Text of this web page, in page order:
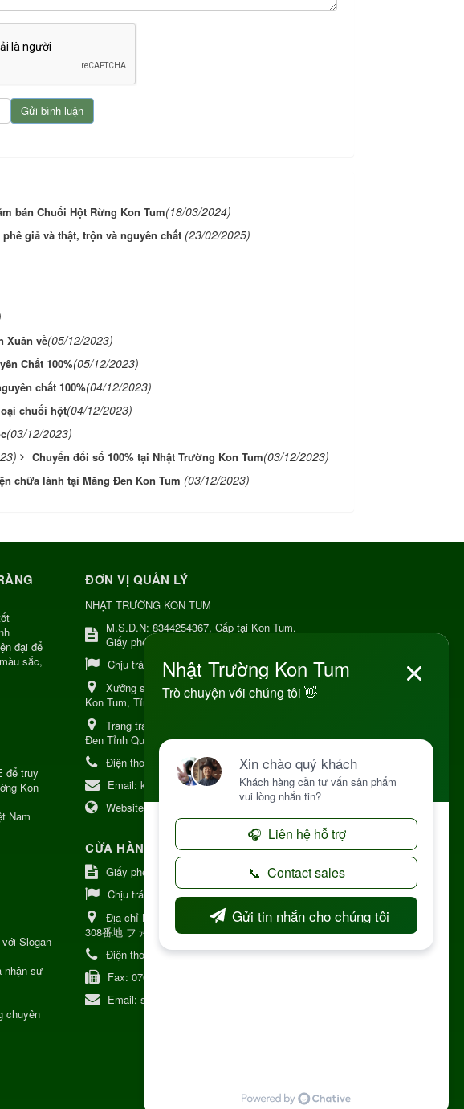
bán Chuối Hột Rừng Kon Tum(18/03/2024)
phê giả và thật, trộn và nguyên chất (23/02/2025)
Xuân về(05/12/2023)
Chất 100%(05/12/2023)
chất 100%(04/12/2023)
chuối hột(04/12/2023)
(03/12/2023)
Chuyển đổi số 100% tại Nhật Trường Kon Tum(03/12/2023)
chữa lành tại Măng Đen Kon Tum (03/12/2023)
đại để
sắc,
để truy
Kon
Nam
Slogan
nhận sự
chuyên
ĐƠN VỊ QUẢN LÝ
NHẬT TRƯỜNG KON TUM
M.S.D.N: 8344254367, Cấp tại Kon Tum.
Giấy phép số: Số 38A.8009409/HKD
Chịu trách nhiệm:Chủ cơ sở Nguyễn Nhật Trường
Xưởng sản xuất:34 Lý Thường Kiệt, Tổ 6, Phường
Kon Tum, Tỉnh Quảng Ngải
Trang trại Dược Liệu Hữu Cơ:
Đen Tỉnh Quảng Ngãi
Điện thoại:
+84 906968923
Email: kinhdoanh@nhattruongkontum.com
Website:https://www.nhattruongkontum.com
CỬA HÀNG GIỚI THIỆU TẠI NHẬT BẢN
Giấy phép số: 080-9475-1379
Chịu trách nhiệm:MR THƯƠNG
Địa chỉ Nhật Bản:
日本 愛知県刈谷市神明町6丁目
308番地 ファミール神明
Điện thoại:
080-9475-1379
Fax: 070-9178-7979
Email: syixl13029@yahoo.co.jp